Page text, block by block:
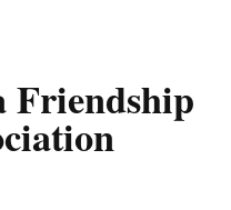
Friendship